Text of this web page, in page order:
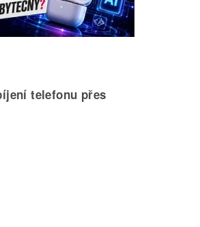
telefonu přes